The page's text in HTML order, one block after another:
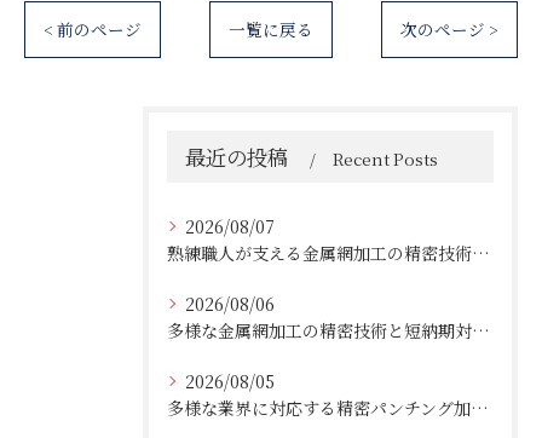
< 前のページ 一覧に戻る 次のページ >
最近の投稿 Recent Posts
2026/08/07
熟練職人が支える金属網加工の精密技術と柔軟対応
2026/08/06
多様な金属網加工の精密技術と短納期対応の実例
2026/08/05
多様な業界に対応する精密パンチング加工の実践技術